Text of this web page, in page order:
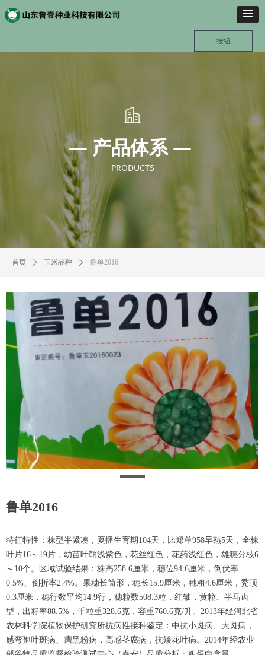
按钮
首页 ꄲ 玉米品种 ꄲ 鲁单2016
鲁单2016
特征特性：株型半紧凑，夏播生育期104天，比郑单958早熟5天，全株
叶片16～19片，幼苗叶鞘浅紫色，花丝红色，花药浅红色，雄穗分枝6
～10个。区域试验结果：株高258.6厘米，穗位94.6厘米，倒伏率
0.5%、倒折率2.4%。果穗长筒形，穗长15.9厘米，穗粗4.6厘米，秃顶
0.3厘米，穗行数平均14.9行，穗粒数508.3粒，红轴，黄粒、半马齿
型，出籽率88.5%，千粒重328.6克，容重760.6克/升。2013年经河北省
农林科学院植物保护研究所抗病性接种鉴定：中抗小斑病、大斑病，
感弯孢叶斑病、瘤黑粉病，高感茎腐病，抗矮花叶病。2014年经农业
— 产品体系 —
PRODUCTS